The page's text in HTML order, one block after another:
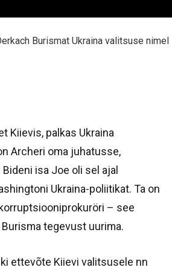
Burismat Ukraina valitsuse nimel
Kiievis, palkas Ukraina
Archeri oma juhatusse,
isa Joe oli sel ajal
Ukraina-poliitikat. Ta on
– see
tegevust uurima.
ettevõte Kiievi valitsusele nn